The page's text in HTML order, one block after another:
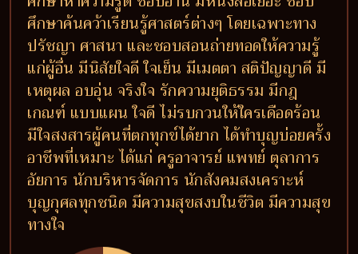
ศึกษาค้นคว้าเรียนรู้ศาสตร์ต่างๆ โดยเฉพาะทาง
ปรัชญา ศาสนา และชอบสอนถ่ายทอดให้ความรู้
แก่ผู้อื่น มีนิสัยใจดี ใจเย็น มีเมตตา สติปัญญาดี มี
เหตุผล อบอุ่น จริงใจ รักความยุติธรรม มีกฎ
เกณฑ์ แบบแผน ใจดี ไม่รบกวนให้ใครเดือดร้อน
มีใจสงสารผู้คนที่ตกทุกข์ได้ยาก ได้ทำบุญบ่อยครั้ง
อาชีพที่เหมาะ ได้แก่ ครูอาจารย์ แพทย์ ตุลาการ
อัยการ นักบริหารจัดการ นักสังคมสงเคราะห์
บุญกุศลทุกชนิด มีความสุขสงบในชีวิต มีความสุข
ทางใจ